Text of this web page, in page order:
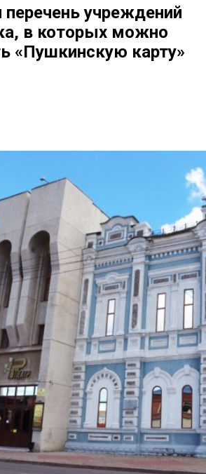
перечень учреждений
в которых можно
«Пушкинскую карту»